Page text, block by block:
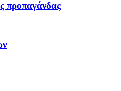
προπαγάνδας